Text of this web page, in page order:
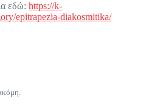
εδώ: https://k-
epitrapezia-diakosmitika/